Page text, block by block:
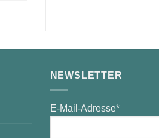
NEWSLETTER
E-Mail-Adresse*